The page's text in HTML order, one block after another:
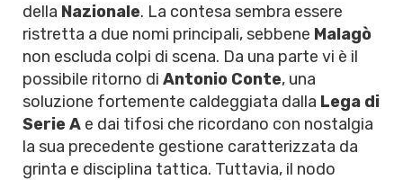
della Nazionale. La contesa sembra essere
ristretta a due nomi principali, sebbene Malagò
non escluda colpi di scena. Da una parte vi è il
possibile ritorno di Antonio Conte, una
soluzione fortemente caldeggiata dalla Lega di
Serie A e dai tifosi che ricordano con nostalgia
la sua precedente gestione caratterizzata da
grinta e disciplina tattica. Tuttavia, il nodo